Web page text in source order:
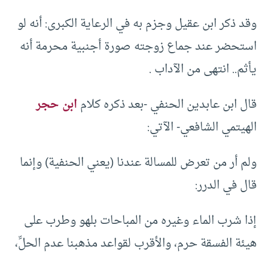
وقد ذكر ابن عقيل وجزم به في الرعاية الكبرى: أنه لو
استحضر عند جماع زوجته صورة أجنبية محرمة أنه
يأثم.. انتهى من الآداب .
قال ابن عابدين الحنفي -بعد ذكره كلامابن حجر
الهيتمي الشافعي- الآتي:
ولم أر من تعرض للمسالة عندنا (يعني الحنفية) وإنما
قال في الدرر:
إذا شرب الماء وغيره من المباحات بلهو وطرب على
هيئة الفسقة حرم، والأقرب لقواعد مذهبنا عدم الحلِّ،